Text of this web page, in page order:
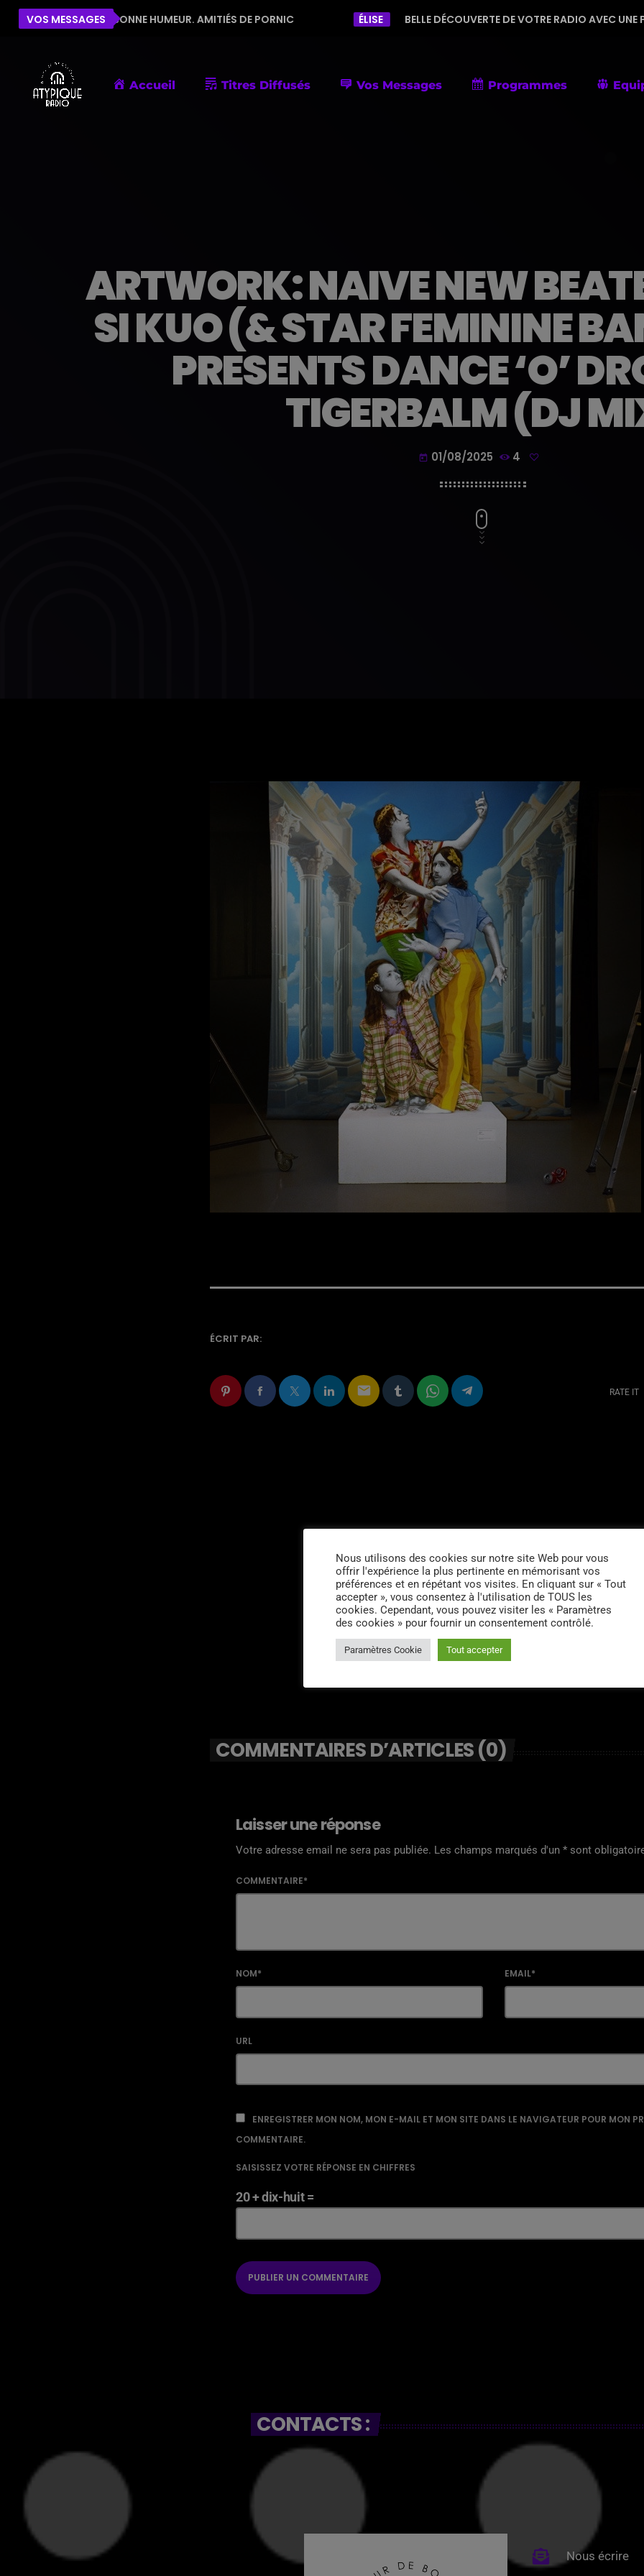
VOS MESSAGES
LA BONNE HUMEUR. AMITIÉS DE PORNIC ÉLISE BELLE DÉCOUVERTE DE VOTRE RADIO AVEC UNE
Accueil Titres Diffusés Vos Messages Programmes
ARTWORK: NAIVE NEW
SI KUO (& STAR FEMININE
PRESENTS DANCE ‘O’
TIGERBALM (DJ
today 01/08/2025 4
ÉCRIT PAR:
email RATE IT
COMMENTAIRES D’ARTICLES (0)
Laisser une réponse
Votre adresse email ne sera pas publiée. Les champs marqués d'un * sont
COMMENTAIRE*
NOM* EMAIL*
URL
ENREGISTRER MON NOM, MON E-MAIL ET MON SITE DANS LE NAVIGATEUR POUR MON
COMMENTAIRE.
SAISISSEZ VOTRE RÉPONSE EN CHIFFRES
20 + dix-huit =
CONTACTS :
Nous écrire
Nous utilisons des cookies sur notre site Web pour vous
offrir l'expérience la plus pertinente en mémorisant vos
préférences et en répétant vos visites. En cliquant sur « Tout
accepter », vous consentez à l'utilisation de TOUS les
cookies. Cependant, vous pouvez visiter les « Paramètres
des cookies » pour fournir un consentement contrôlé.
Paramètres Cookie Tout accepter